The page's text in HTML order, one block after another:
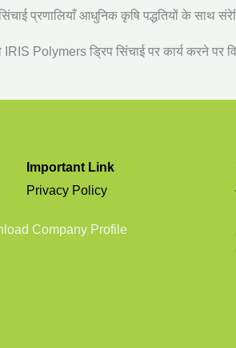
प्रणालियाँ आधुनिक कृषि पद्धतियों के साथ
IRIS Polymers ड्रिप सिंचाई पर कार्य करने
Important Link
Privacy Policy
Company Profile